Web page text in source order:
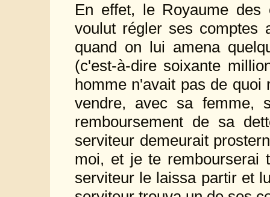
En effet, le Royaume
voulut régler ses comptes
quand on lui amena
(c'est-à-dire soixante
homme n'avait pas de quoi
vendre, avec sa femme,
remboursement de sa
serviteur demeurait
moi, et je te rembourserai
serviteur le laissa partir et